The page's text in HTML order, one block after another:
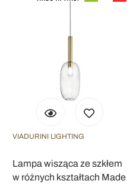
VIADURINI LIGHTING
Lampa wisząca ze szkłem
w różnych kształtach Made